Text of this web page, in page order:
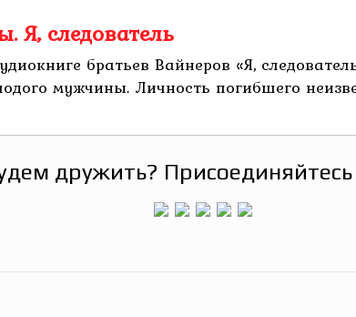
Я, следователь
братьев Вайнеров «Я,
мужчины. Личность погибшего
дружить?